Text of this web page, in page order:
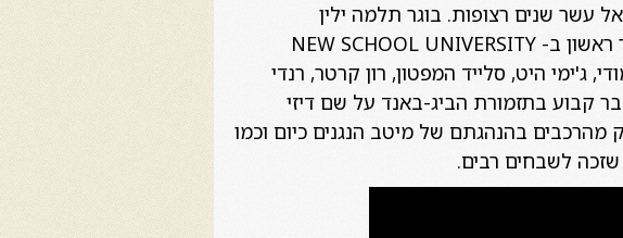
עשר שנים רצופות. בוגר תלמה ילין
בהצטיינות. שרת בתזמורת צה"ל כמוסיקאי מצטיין. סיים בהצטיינות תואר ראשון ב- NEW SCHOOL UNIVERSITY
ג'ימי היט, סלייד המפטון, רון קרטר, רנדי
קבוע בתזמורת הביג-באנד על שם דיזי
מהרכבים בהנהגתם של מיטב הנגנים כיום וכמו